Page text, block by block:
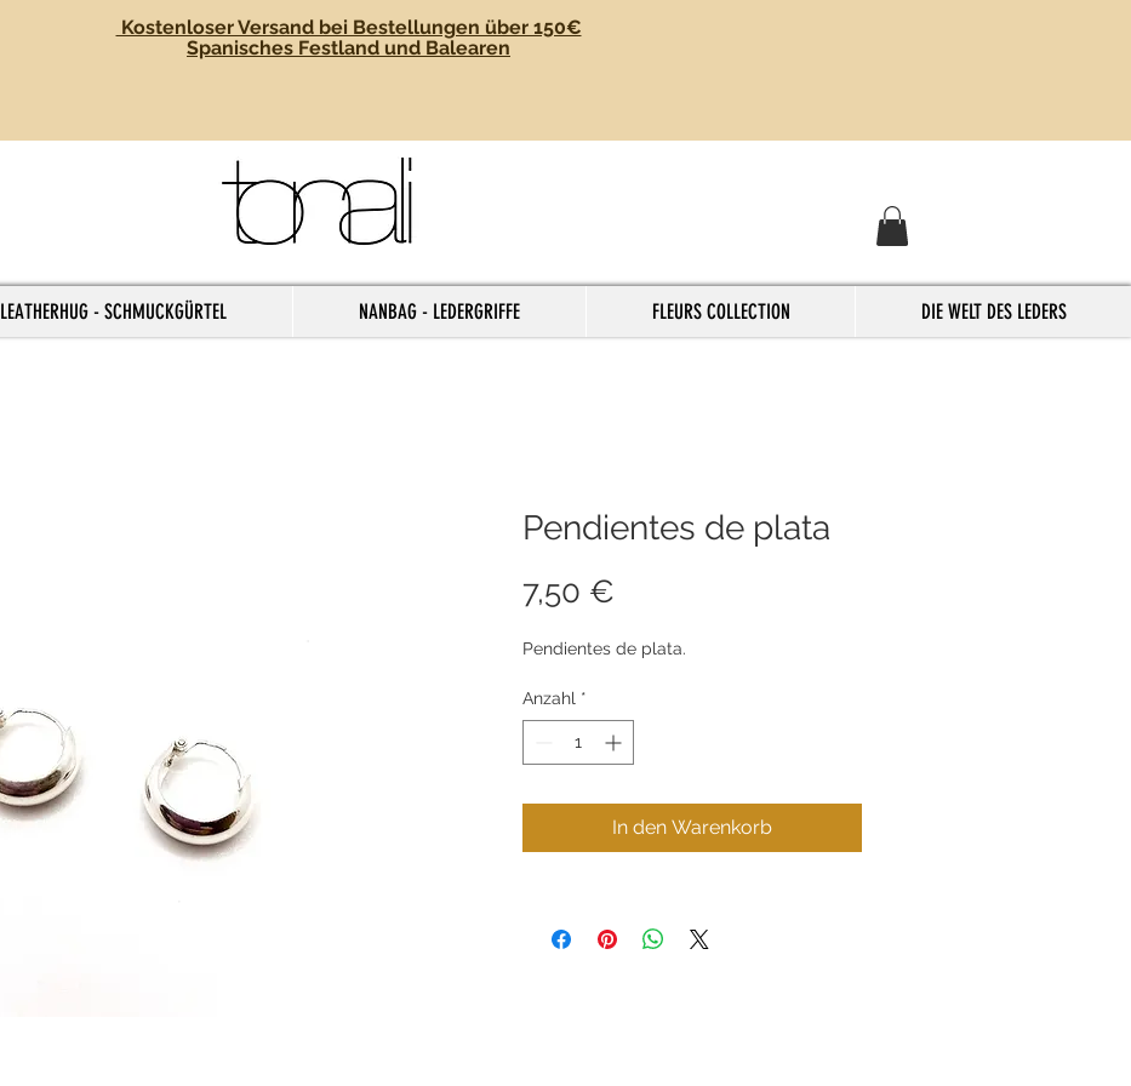
Kostenloser Versand bei Bestellungen über 150€
Spanisches Festland und Balearen
Pendientes de plata
7,50 €
Pendientes de plata.
Anzahl *
In den Warenkorb
LEATHERHUG - SCHMUCKGÜRTEL NANBAG - LEDERGRIFFE FLEURS COLLECTION DIE WELT DES LEDERS